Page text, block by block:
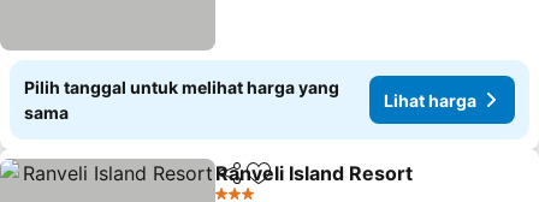
Pilih tanggal untuk melihat harga yang
sama
Lihat harga
BagikanTambahkan ke favorit
Ranveli Island Resort